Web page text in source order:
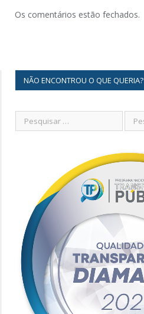
Os comentários estão fechados.
NÃO ENCONTROU O QUE QUERIA?